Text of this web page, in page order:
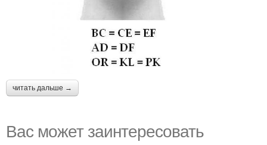
читать дальше →
Вас может заинтересовать